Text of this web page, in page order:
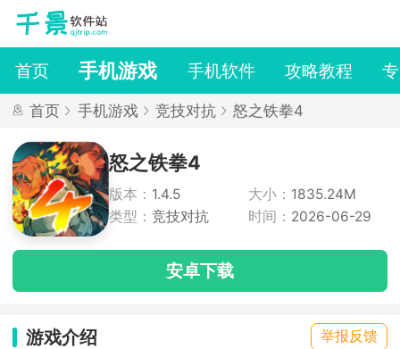
首页 手机游戏 手机软件 攻略教程
首页 手机游戏 竞技对抗 怒之铁拳4
怒之铁拳4
版本： 1.4.5 大小： 1835.24M
类型： 竞技对抗 时间： 2026-06-29
安卓下载
游戏介绍 举报反馈